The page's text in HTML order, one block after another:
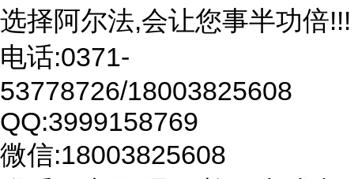
选择阿尔法,会让您事半功倍!!!
电话:0371-
53778726/18003825608
QQ:3999158769
微信:18003825608